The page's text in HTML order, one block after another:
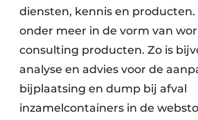
diensten, kennis en
onder meer in de vorm van
consulting producten. Zo is
analyse en advies voor de
bijplaatsing en dump bij afval
inzamelcontainers in de